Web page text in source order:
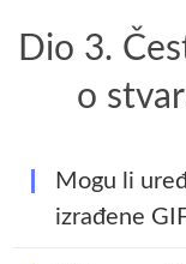
Dio 3.
o
Mogu li
izrađene